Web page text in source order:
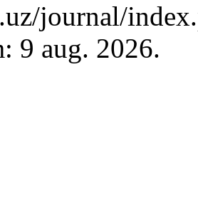
journal/
9 aug. 2026.